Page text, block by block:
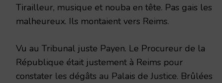
Tirailleur, musique et nouba en tête. Pas gais les
malheureux. Ils montaient vers Reims.
Vu au Tribunal juste Payen. Le Procureur de la
République était justement à Reims pour
constater les dégâts au Palais de Justice. Brûlées